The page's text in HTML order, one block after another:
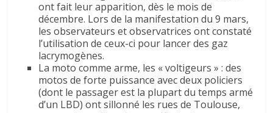
ont fait leur apparition, dès le mois de
décembre. Lors de la manifestation du 9 mars,
les observateurs et observatrices ont constaté
l’utilisation de ceux-ci pour lancer des gaz
lacrymogènes.
La moto comme arme, les « voltigeurs » : des
motos de forte puissance avec deux policiers
(dont le passager est la plupart du temps armé
d’un LBD) ont sillonné les rues de Toulouse,